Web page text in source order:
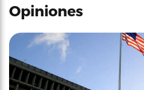
Opiniones